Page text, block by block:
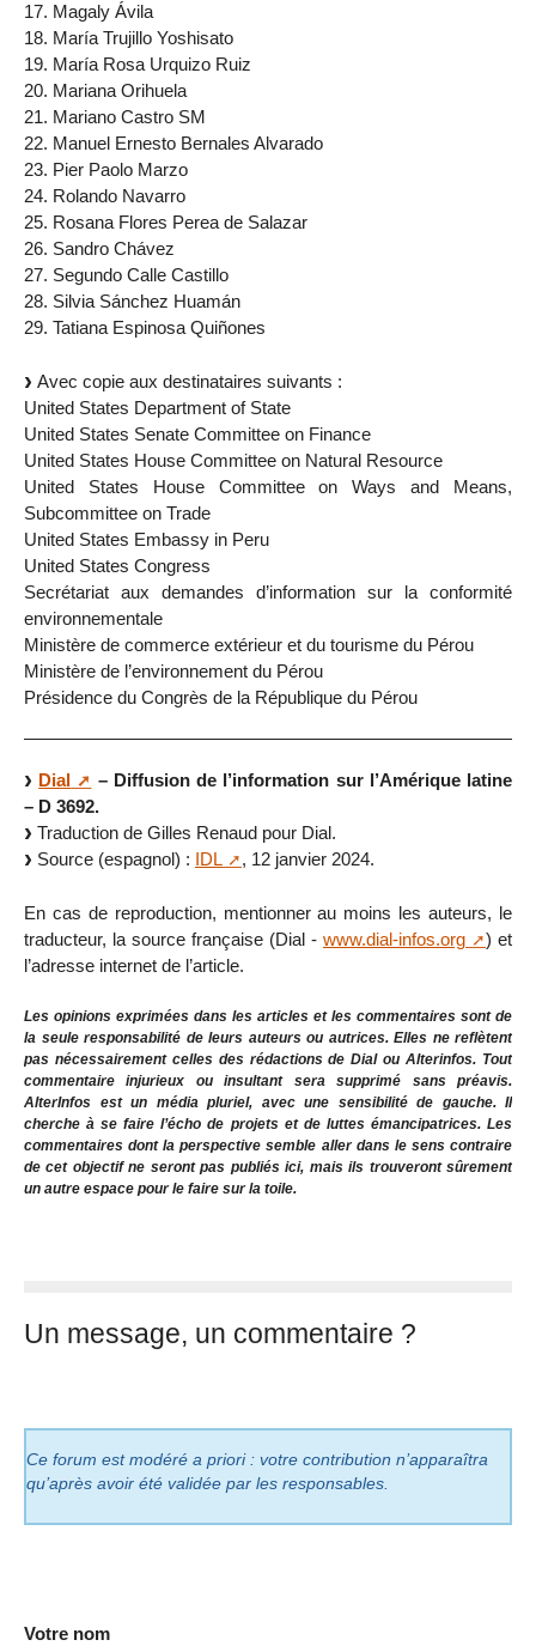
17. Magaly Ávila
18. María Trujillo Yoshisato
19. María Rosa Urquizo Ruiz
20. Mariana Orihuela
21. Mariano Castro SM
22. Manuel Ernesto Bernales Alvarado
23. Pier Paolo Marzo
24. Rolando Navarro
25. Rosana Flores Perea de Salazar
26. Sandro Chávez
27. Segundo Calle Castillo
28. Silvia Sánchez Huamán
29. Tatiana Espinosa Quiñones
Avec copie aux destinataires suivants :
United States Department of State
United States Senate Committee on Finance
United States House Committee on Natural Resource
United States House Committee on Ways and Means,
Subcommittee on Trade
United States Embassy in Peru
United States Congress
Secrétariat aux demandes d’information sur la conformité
environnementale
Ministère de commerce extérieur et du tourisme du Pérou
Ministère de l’environnement du Pérou
Présidence du Congrès de la République du Pérou
Dial
– Diffusion de l’information sur l’Amérique latine
– D 3692.
Traduction de Gilles Renaud pour Dial.
Source (espagnol) : IDL , 12 janvier 2024.
En cas de reproduction, mentionner au moins les auteurs, le
traducteur, la source française (Dial - www.dial-infos.org
) et
l’adresse internet de l’article.
Les opinions exprimées dans les articles et les commentaires sont de
la seule responsabilité de leurs auteurs ou autrices. Elles ne reflètent
pas nécessairement celles des rédactions de Dial ou Alterinfos. Tout
commentaire injurieux ou insultant sera supprimé sans préavis.
AlterInfos est un média pluriel, avec une sensibilité de gauche. Il
cherche à se faire l’écho de projets et de luttes émancipatrices. Les
commentaires dont la perspective semble aller dans le sens contraire
de cet objectif ne seront pas publiés ici, mais ils trouveront sûrement
un autre espace pour le faire sur la toile.
Un message, un commentaire ?
Ce forum est modéré a priori : votre contribution n’apparaîtra
qu’après avoir été validée par les responsables.
Votre nom